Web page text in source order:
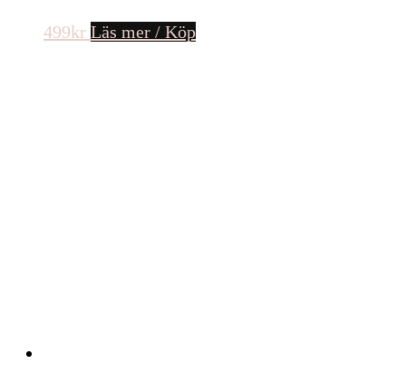
499kr Läs mer / Köp